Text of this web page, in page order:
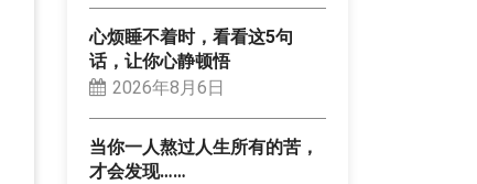
心烦睡不着时，看看这5句
话，让你心静顿悟
2026年8月6日
当你一人熬过人生所有的苦，
才会发现……